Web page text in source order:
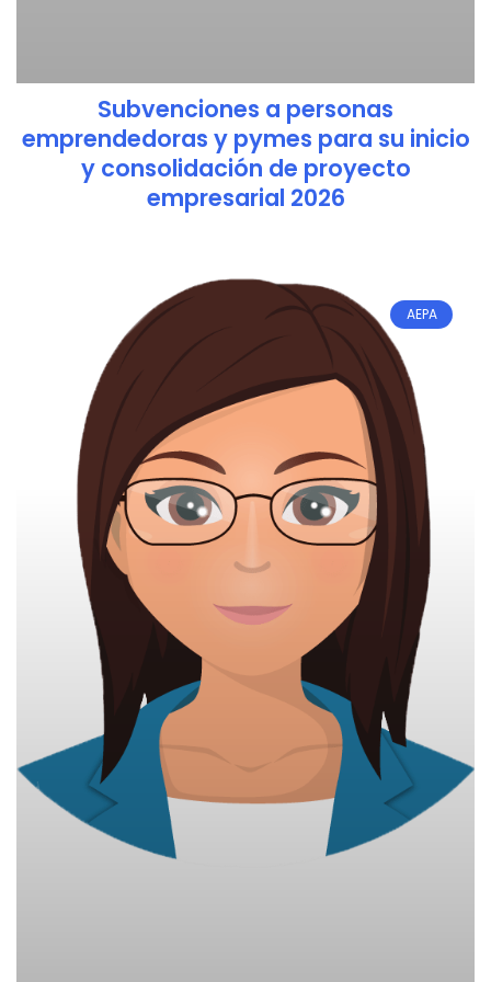
Subvenciones a personas
emprendedoras y pymes para su inicio
y consolidación de proyecto
empresarial 2026
AEPA